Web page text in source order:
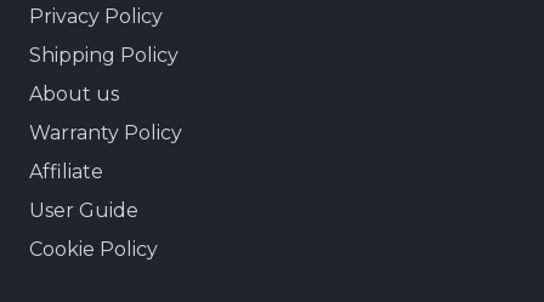
Privacy Policy
Shipping Policy
About us
Warranty Policy
Affiliate
User Guide
Cookie Policy